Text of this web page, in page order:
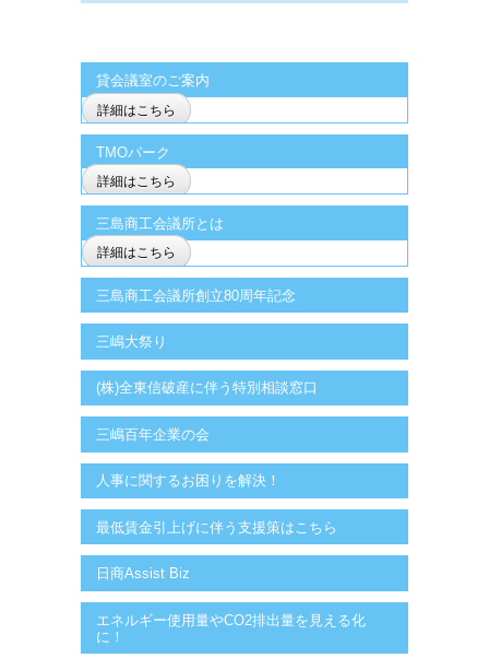
貸会議室のご案内
詳細はこちら
TMOパーク
詳細はこちら
三島商工会議所とは
詳細はこちら
三島商工会議所創立80周年記念
三嶋大祭り
(株)全東信破産に伴う特別相談窓口
三嶋百年企業の会
人事に関するお困りを解決！
最低賃金引上げに伴う支援策はこちら
日商Assist Biz
エネルギー使用量やCO2排出量を見える化
に！